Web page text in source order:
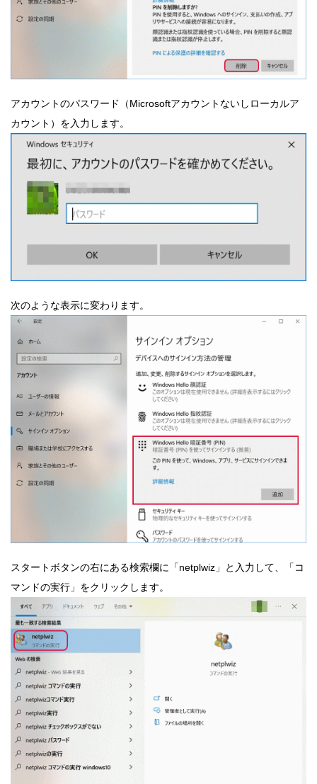
アカウントのパスワード（Microsoftアカウントないしローカルア
カウント）を入力します。
次のような表示に変わります。
スタートボタンの右にある検索欄に「netplwiz」と入力して、「コ
マンドの実行」をクリックします。